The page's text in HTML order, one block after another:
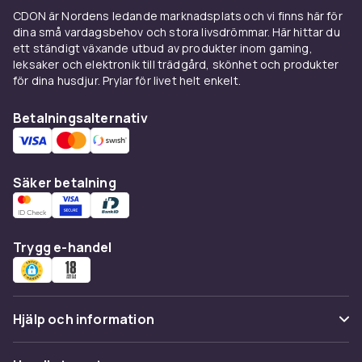
insatsproppar.
Formgjutna öronproppar av silikon tillverkas av
audiolog och ger en perfekt passform med
optimal dämpning. De är en investering men
håller i många år och rekommenderas för
musiker, motorcyklister och den som sover
med öronproppar varje natt. Elektroniska
brusreducerande öronproppar med aktiv
aktivt motverka omgivningsljud och ger den
bästa dämpningen utan att blockera
Hur väljer du rätt
öronproppar?
Tänk på användningsområde, komfort och hur
länge du planerar att ha dem i. För sömn är
mjuka skum- eller vaxproppar bäst eftersom
CDON är Nordens ledande marknadsplats och vi finns här för
dina små vardagsbehov och stora livsdrömmar. Här hittar du
ett ständigt växande utbud av produkter inom gaming,
leksaker och elektronik till trädgård, skönhet och produkter
för dina husdjur. Prylar för livet helt enkelt.
Betalningsalternativ
Säker betalning
Trygg e-handel
Hjälp och information